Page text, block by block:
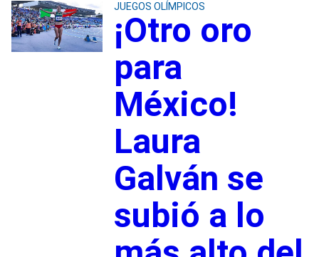
JUEGOS OLÍMPICOS
¡Otro oro
para
México!
Laura
Galván se
subió a lo